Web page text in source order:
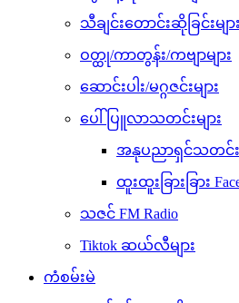
သီချင်းတောင်းဆိုခြင်းများ
ဝတ္ထု/ကာတွန်း/ကဗျာများ
ဆောင်းပါး/မဂ္ဂဇင်းများ
ပေါ်ပြူလာသတင်းများ
အနုပညာရှင်သတင်းမ
ထူးထူးခြားခြား
သဇင် FM Radio
Tiktok ဆယ်လီများ
ကံစမ်းမဲ